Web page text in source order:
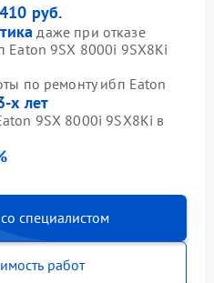
руб.
даже при отказе
Eaton 9SX 8000i 9SX8Ki
по ремонту ибп Eaton
х лет
9SX 8000i 9SX8Ki в
специалистом
работ